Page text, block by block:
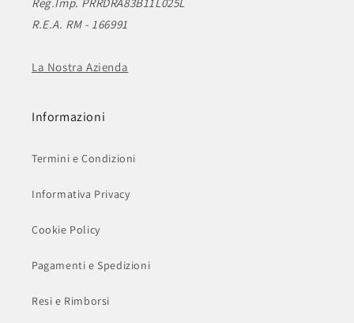
R.E.A. RM - 166991
La Nostra Azienda
Informazioni
Termini e Condizioni
Informativa Privacy
Cookie Policy
Pagamenti e Spedizioni
Resi e Rimborsi